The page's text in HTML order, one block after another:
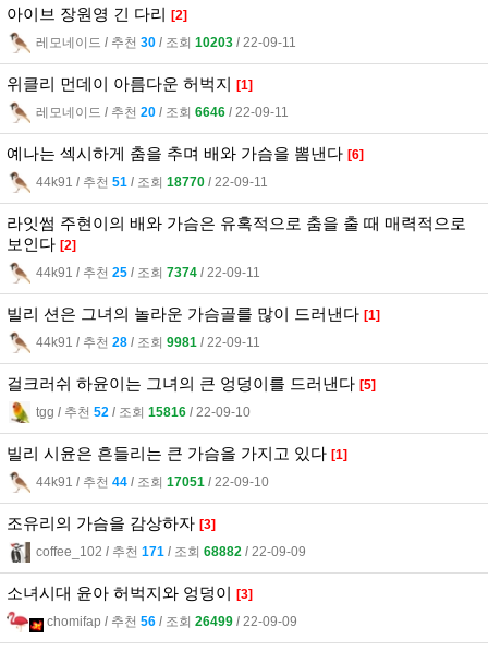
아이브 장원영 긴 다리 [2]
레모네이드 l 추천 30 l 조회 10203 l 22-09-11
위클리 먼데이 아름다운 허벅지 [1]
레모네이드 l 추천 20 l 조회 6646 l 22-09-11
예나는 섹시하게 춤을 추며 배와 가슴을 뽐낸다 [6]
44k91 l 추천 51 l 조회 18770 l 22-09-11
라잇썸 주현이의 배와 가슴은 유혹적으로 춤을 출 때 매력적으로
보인다 [2]
44k91 l 추천 25 l 조회 7374 l 22-09-11
빌리 션은 그녀의 놀라운 가슴골를 많이 드러낸다 [1]
44k91 l 추천 28 l 조회 9981 l 22-09-11
걸크러쉬 하윤이는 그녀의 큰 엉덩이를 드러낸다 [5]
tgg l 추천 52 l 조회 15816 l 22-09-10
빌리 시윤은 흔들리는 큰 가슴을 가지고 있다 [1]
44k91 l 추천 44 l 조회 17051 l 22-09-10
조유리의 가슴을 감상하자 [3]
coffee_102 l 추천 171 l 조회 68882 l 22-09-09
소녀시대 윤아 허벅지와 엉덩이 [3]
chomifap l 추천 56 l 조회 26499 l 22-09-09